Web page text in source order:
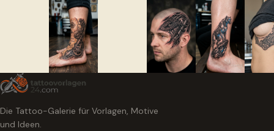
Die Tattoo-Galerie für Vorlagen, Motive
und Ideen.